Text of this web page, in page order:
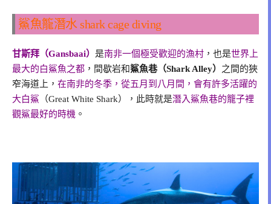
鯊魚籠潛水 shark cage diving
甘斯拜（Gansbaai） 是南非一個極受歡迎的漁村 ，也是世界上
最大的白鯊魚之都 ，間歇岩和鯊魚巷（Shark Alley） 之間的狹
窄海道上， 在南非的冬季，從五月到八月間，會有許多活躍的
大白鯊 （Great White Shark），此時就是潛入鯊魚巷的籠子裡
觀鯊最好的時機 。